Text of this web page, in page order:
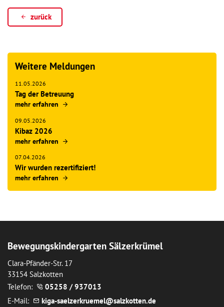
zurück
Weitere Meldungen
11.05.2026
Tag der Betreuung
mehr erfahren
09.05.2026
Kibaz 2026
mehr erfahren
07.04.2026
Wir wurden rezertifiziert!
mehr erfahren
Bewegungskindergarten Sälzerkrümel
Clara-Pfänder-Str. 17
33154 Salzkotten
Telefon:
05258 / 937013
E-Mail:
k g -s lz rkr m l s lzk tt n d